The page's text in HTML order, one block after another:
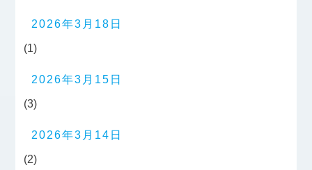
2026年3月18日
(1)
2026年3月15日
(3)
2026年3月14日
(2)